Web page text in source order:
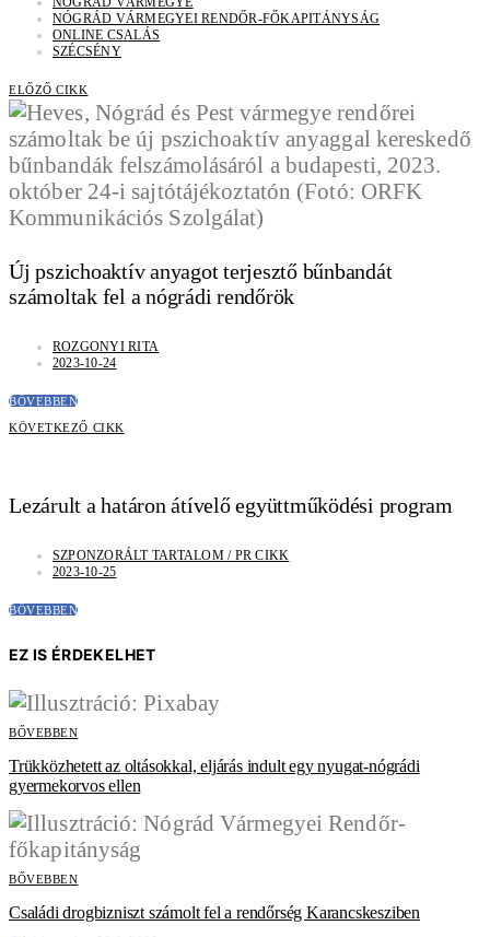
NÓGRÁD VÁRMEGYEI RENDŐR-FŐKAPITÁNYSÁG
ONLINE CSALÁS
SZÉCSÉNY
ELŐZŐ CIKK
Új pszichoaktív anyagot terjesztő bűnbandát
számoltak fel a nógrádi rendőrök
ROZGONYI RITA
2023-10-24
BŐVEBBEN
KÖVETKEZŐ CIKK
Lezárult a határon átívelő együttműködési program
SZPONZORÁLT TARTALOM / PR CIKK
2023-10-25
BŐVEBBEN
EZ IS ÉRDEKELHET
BŐVEBBEN
Trükközhetett az oltásokkal, eljárás indult egy nyugat-nógrádi
gyermekorvos ellen
BŐVEBBEN
Családi drogbizniszt számolt fel a rendőrség Karancskesziben